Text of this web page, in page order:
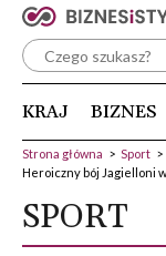
KRAJ BIZNES
Strona główna > Sport >
Heroiczny bój Jagielloni
SPORT